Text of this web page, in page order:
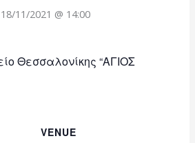
18/11/2021 @ 14:00
Θεσσαλονίκης “ΑΓΙΟΣ
VENUE